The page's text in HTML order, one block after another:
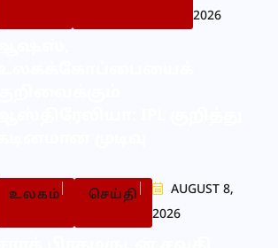
2026
உலகம் செய்தி
AUGUST 8,
2026